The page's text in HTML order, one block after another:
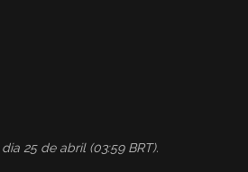
25 de abril (03:59 BRT).